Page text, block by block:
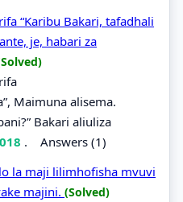
“Karibu Bakari, tafadhali
je, habari za
Maimuna alisema.
Bakari aliuliza
. Answers (1)
la maji lilimhofisha mvuvi
majini. (Solved)